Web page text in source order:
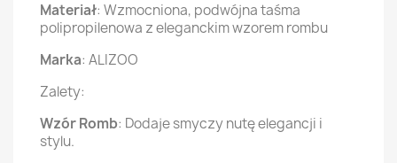
Materiał: Wzmocniona, podwójna taśma
polipropilenowa z eleganckim wzorem rombu
Marka: ALIZOO
Zalety:
Wzór Romb: Dodaje smyczy nutę elegancji i
stylu.